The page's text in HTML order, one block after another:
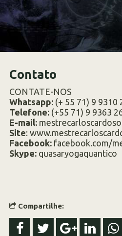
Contato
CONTATE-NOS
Whatsapp:(+ 55 71) 9 9310
Telefone: (+55 71) 9 9363
E-mail:
Site:
Facebook:facebook.com/
Skype:quasaryogaquantico
Compartilhe: